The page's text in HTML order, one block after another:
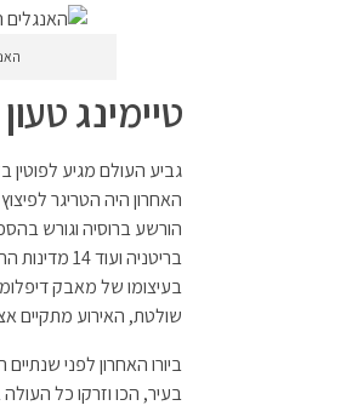
טיימינג טעון
גביע העולם מגיע לפוטין
האחרון היה הטריגר
הורשע ברוסיה וגורש
בריטניה
בעיצומו של מאבק
שולטת, האירוע מתקיים
ביורו האחרון לפני
בעיר, הכו וזרקו כל